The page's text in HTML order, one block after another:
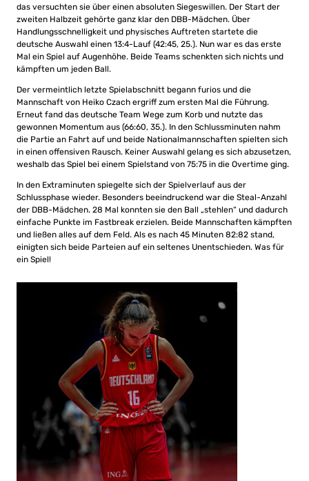
das versuchten sie über einen absoluten Siegeswillen. Der Start der
zweiten Halbzeit gehörte ganz klar den DBB-Mädchen. Über
Handlungsschnelligkeit und physisches Auftreten startete die
deutsche Auswahl einen 13:4-Lauf (42:45, 25.). Nun war es das erste
Mal ein Spiel auf Augenhöhe. Beide Teams schenkten sich nichts und
kämpften um jeden Ball.
Der vermeintlich letzte Spielabschnitt begann furios und die
Mannschaft von Heiko Czach ergriff zum ersten Mal die Führung.
Erneut fand das deutsche Team Wege zum Korb und nutzte das
gewonnen Momentum aus (66:60, 35.). In den Schlussminuten nahm
die Partie an Fahrt auf und beide Nationalmannschaften spielten sich
in einen offensiven Rausch. Keiner Auswahl gelang es sich abzusetzen,
weshalb das Spiel bei einem Spielstand von 75:75 in die Overtime ging.
In den Extraminuten spiegelte sich der Spielverlauf aus der
Schlussphase wieder. Besonders beeindruckend war die Steal-Anzahl
der DBB-Mädchen. 28 Mal konnten sie den Ball „stehlen“ und dadurch
einfache Punkte im Fastbreak erzielen. Beide Mannschaften kämpften
und ließen alles auf dem Feld. Als es nach 45 Minuten 82:82 stand,
einigten sich beide Parteien auf ein seltenes Unentschieden. Was für
ein Spiel!